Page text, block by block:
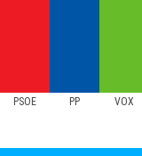
PSOE PP VOX